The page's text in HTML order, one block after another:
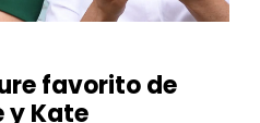
favorito de
y Kate